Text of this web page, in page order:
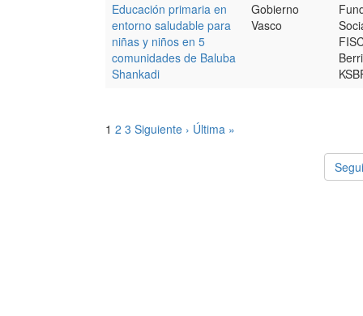
Educación primaria en
entorno saludable para
niñas y niños en 5
comunidades de Baluba
Shankadi
Gobierno
Vasco
1 2 3 Siguiente › Última »